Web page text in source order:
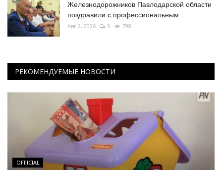
Железнодорожников Павлодарской области
поздравили с профессиональным...
Авг 2, 2026 0 798
РЕКОМЕНДУЕМЫЕ НОВОСТИ
OFFICIAL